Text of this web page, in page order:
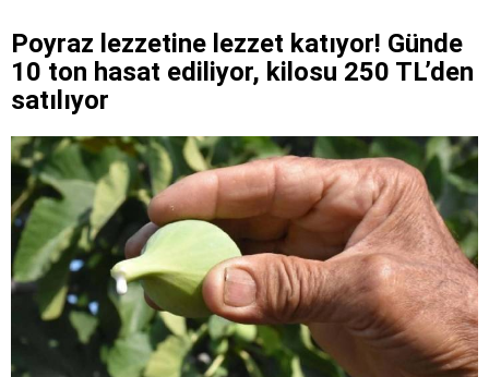
Poyraz lezzetine lezzet katıyor! Günde
10 ton hasat ediliyor, kilosu 250 TL’den
satılıyor